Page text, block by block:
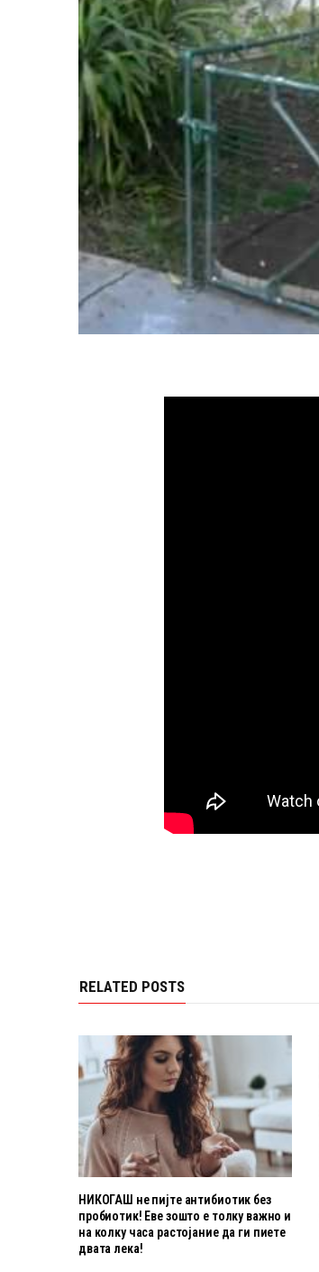
RELATED POSTS
НИКОГАШ не пијте антибиотик без
пробиотик! Еве зошто е толку важно и
на колку часа растојание да ги пиете
двата лека!